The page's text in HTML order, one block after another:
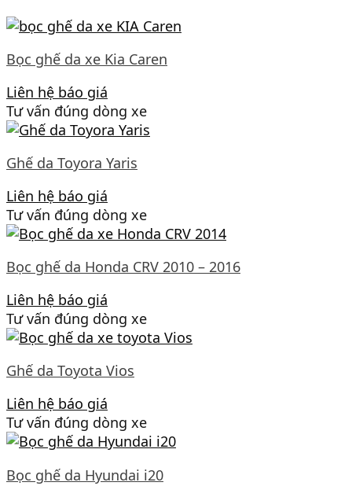
Bọc ghế da xe Kia Caren
Liên hệ báo giá
Tư vấn đúng dòng xe
Ghế da Toyora Yaris
Liên hệ báo giá
Tư vấn đúng dòng xe
Bọc ghế da Honda CRV 2010 – 2016
Liên hệ báo giá
Tư vấn đúng dòng xe
Ghế da Toyota Vios
Liên hệ báo giá
Tư vấn đúng dòng xe
Bọc ghế da Hyundai i20